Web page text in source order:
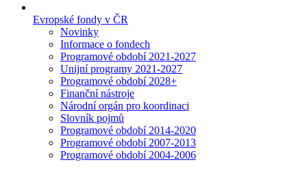
Evropské fondy v ČR
Novinky
Informace o fondech
Programové období 2021-2027
Unijní programy 2021-2027
Programové období 2028+
Finanční nástroje
Národní orgán pro koordinaci
Slovník pojmů
Programové období 2014-2020
Programové období 2007-2013
Programové období 2004-2006